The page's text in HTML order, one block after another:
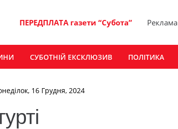
ПЕРЕДПЛАТА газети “Субота” Реклама
СУБОТНІЙ ЕКСКЛЮЗИВ ПОЛІТИКА
16 Грудня, 2024